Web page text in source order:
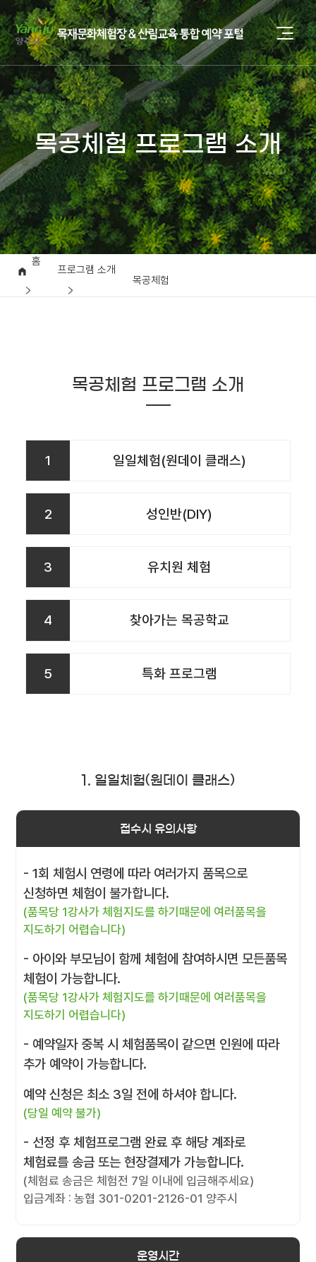
목공체험 프로그램 소개
홈
프로그램 소개
목공체험
목공체험 프로그램 소개
1 일일체험(원데이 클래스)
2 성인반(DIY)
3 유치원 체험
4 찾아가는 목공학교
5 특화 프로그램
1. 일일체험(원데이 클래스)
접수시 유의사항
- 1회 체험시 연령에 따라 여러가지 품목으로
신청하면 체험이 불가합니다.
(품목당 1강사가 체험지도를 하기때문에 여러품목을
지도하기 어렵습니다)
- 아이와 부모님이 함께 체험에 참여하시면 모든품목
체험이 가능합니다.
(품목당 1강사가 체험지도를 하기때문에 여러품목을
지도하기 어렵습니다)
- 예약일자 중복 시 체험품목이 같으면 인원에 따라
추가 예약이 가능합니다.
예약 신청은 최소 3일 전에 하셔야 합니다.
(당일 예약 불가)
- 선정 후 체험프로그램 완료 후 해당 계좌로
체험료를 송금 또는 현장결제가 가능합니다.
(체험료 송금은 체험전 7일 이내에 입금해주세요)
입금계좌 : 농협 301-0201-2126-01 양주시
운영시간